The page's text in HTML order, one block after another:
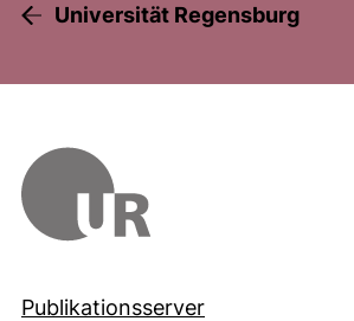
Universität Regensburg
Publikationsserver